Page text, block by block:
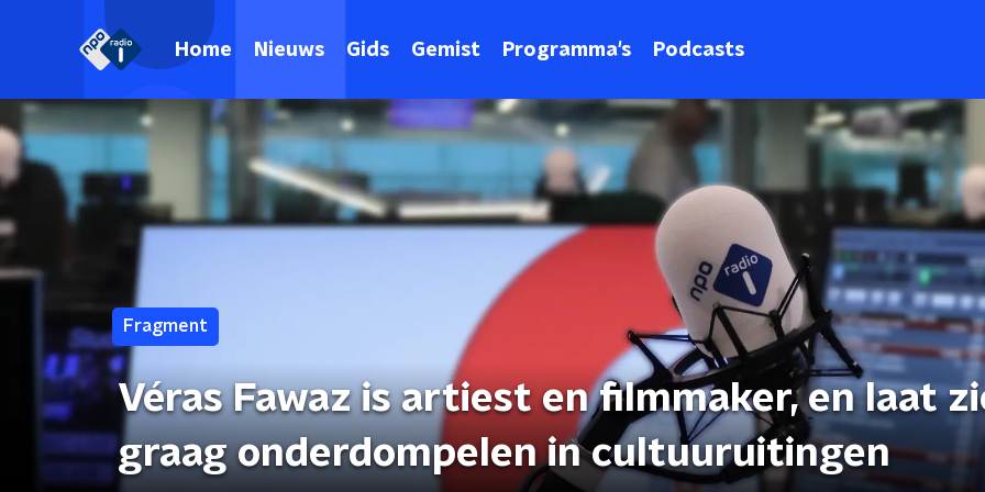
Home Nieuws Gids Gemist Programma's Podcasts
Fragment
Véras Fawaz is artiest en filmmaker, en laat
graag onderdompelen in cultuuruitingen